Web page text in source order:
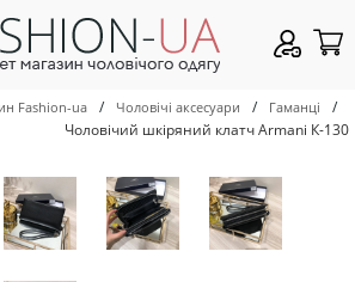
Fashion-ua / Чоловічі аксесуари / Гаманці
/
Чоловічий шкіряний клатч Armani К-130